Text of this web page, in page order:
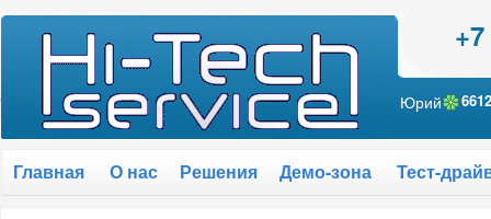
Юрий
Главная О нас Решения Демо-зона Тест-